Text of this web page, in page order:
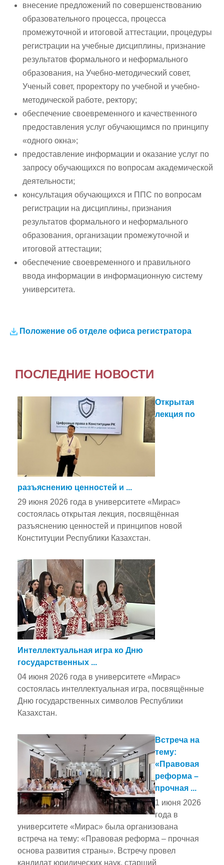
внесение предложений по совершенствованию
образовательного процесса, процесса
промежуточной и итоговой аттестации, процедуры
регистрации на учебные дисциплины, признание
результатов формального и неформального
образования, на Учебно-методический совет,
Ученый совет, проректору по учебной и учебно-
методической работе, ректору;
обеспечение своевременного и качественного
предоставления услуг обучающимся по принципу
«одного окна»;
предоставление информации и оказание услуг по
запросу обучающихся по вопросам академической
деятельности;
консультация обучающихся и ППС по вопросам
регистрации на дисциплины, признания
результатов формального и неформального
образования, организации промежуточной и
итоговой аттестации;
обеспечение своевременного и правильного
ввода информации в информационную систему
университета.
Положение об отделе офиса регистратора
ПОСЛЕДНИЕ НОВОСТИ
Открытая
лекция по
разъяснению ценностей и ...
29 июня 2026 года в университете «Мирас»
состоялась открытая лекция, посвящённая
разъяснению ценностей и принципов новой
Конституции Республики Казахстан.
Интеллектуальная игра ко Дню
государственных ...
04 июня 2026 года в университете «Мирас»
состоялась интеллектуальная игра, посвящённые
Дню государственных символов Республики
Казахстан.
Встреча на
тему:
«Правовая
реформа –
прочная ...
1 июня 2026
года в
университете «Мирас» была организована
встреча на тему: «Правовая реформа – прочная
основа развития страны». Встречу провел
кандидат юридических наук, старший